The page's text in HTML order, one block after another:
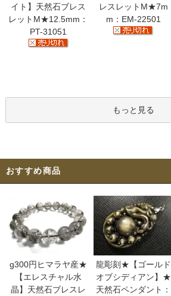
イト】天然石ブレス
レットM★12.5mm：
PT-31051
レスレットM★7m
m：EM-22501
もっと見る
おすすめ商品
g300円ヒマラヤ産★
【エレスチャル水
晶】天然石ブレスレ
龍彫刻★【ゴールド
オブシディアン】★
天然石ペンダント：